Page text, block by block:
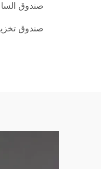
صندوق
صندوق